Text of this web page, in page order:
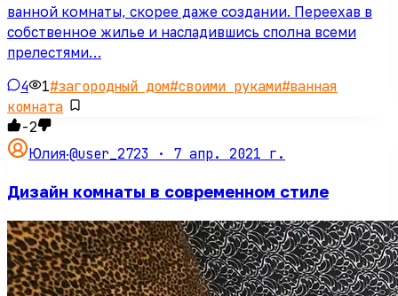
ванной комнаты, скорее даже создании. Переехав в
собственное жилье и насладившись сполна всеми
прелестями…
4 1#загородный дом#своими руками#ванная
комната
-2
Юлия·@user_2723 · 7 апр. 2021 г.
Дизайн комнаты в современном стиле